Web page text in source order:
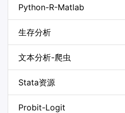
Python-R-Matlab
生存分析
文本分析-爬虫
Stata资源
Probit-Logit